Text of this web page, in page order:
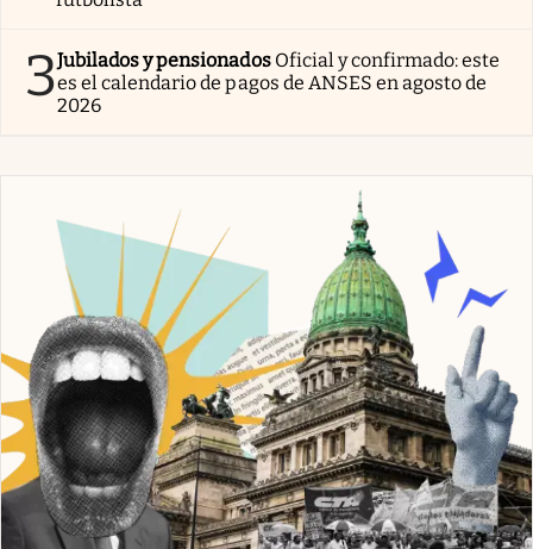
3Jubilados y pensionados Oficial y confirmado: este
es el calendario de pagos de ANSES en agosto de
2026